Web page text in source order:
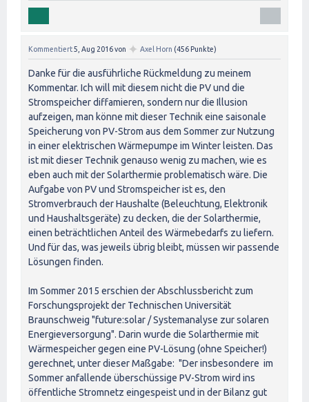
Kommentiert5, Aug 2016von ✦ Axel Horn (456 Punkte)
Danke für die ausführliche Rückmeldung zu meinem
Kommentar. Ich will mit diesem nicht die PV und die
Stromspeicher diffamieren, sondern nur die Illusion
aufzeigen, man könne mit dieser Technik eine saisonale
Speicherung von PV-Strom aus dem Sommer zur Nutzung
in einer elektrischen Wärmepumpe im Winter leisten. Das
ist mit dieser Technik genauso wenig zu machen, wie es
eben auch mit der Solarthermie problematisch wäre. Die
Aufgabe von PV und Stromspeicher ist es, den
Stromverbrauch der Haushalte (Beleuchtung, Elektronik
und Haushaltsgeräte) zu decken, die der Solarthermie,
einen beträchtlichen Anteil des Wärmebedarfs zu liefern.
Und für das, was jeweils übrig bleibt, müssen wir passende
Lösungen finden.
Im Sommer 2015 erschien der Abschlussbericht zum
Forschungsprojekt der Technischen Universität
Braunschweig "future:solar / Systemanalyse zur solaren
Energieversorgung". Darin wurde die Solarthermie mit
Wärmespeicher gegen eine PV-Lösung (ohne Speicher!)
gerechnet, unter dieser Maßgabe: "Der insbesondere im
Sommer anfallende überschüssige PV-Strom wird ins
öffentliche Stromnetz eingespeist und in der Bilanz gut